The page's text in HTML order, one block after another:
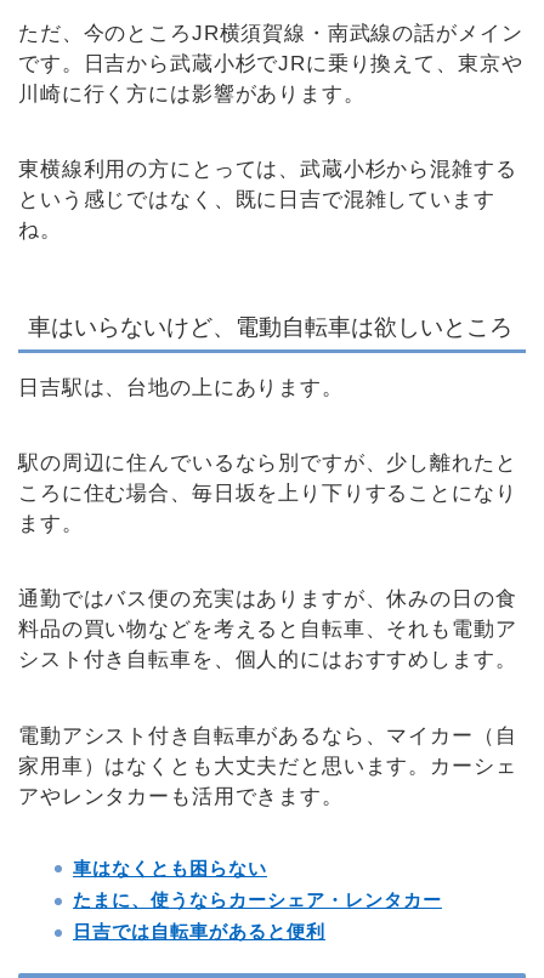
ただ、今のところJR横須賀線・南武線の話がメイン
です。日吉から武蔵小杉でJRに乗り換えて、東京や
川崎に行く方には影響があります。
東横線利用の方にとっては、武蔵小杉から混雑する
という感じではなく、既に日吉で混雑しています
ね。
車はいらないけど、電動自転車は欲しいところ
日吉駅は、台地の上にあります。
駅の周辺に住んでいるなら別ですが、少し離れたと
ころに住む場合、毎日坂を上り下りすることになり
ます。
通勤ではバス便の充実はありますが、休みの日の食
料品の買い物などを考えると自転車、それも電動ア
シスト付き自転車を、個人的にはおすすめします。
電動アシスト付き自転車があるなら、マイカー（自
家用車）はなくとも大丈夫だと思います。カーシェ
アやレンタカーも活用できます。
車はなくとも困らない
たまに、使うならカーシェア・レンタカー
日吉では自転車があると便利